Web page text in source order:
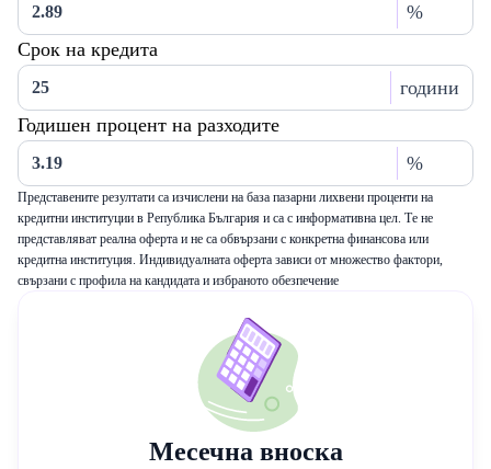
%
Срок на кредита
години
Годишен процент на разходите
%
Представените резултати са изчислени на база пазарни лихвени проценти на
кредитни институции в Република България и са с информативна цел. Те не
представляват реална оферта и не са обвързани с конкретна финансова или
кредитна институция. Индивидуалната оферта зависи от множество фактори,
свързани с профила на кандидата и избраното обезпечение
Месечна вноска